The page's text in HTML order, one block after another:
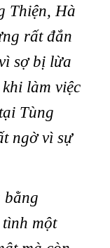
Thiện, Hà
rất đắn
sợ bị lừa
làm việc
Tùng
ngờ vì sự
bằng
một